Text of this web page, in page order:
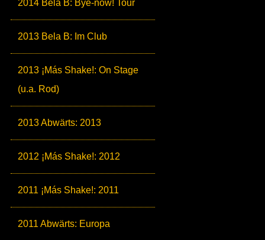
2014 Bela B: Bye-now! Tour
2013 Bela B: Im Club
2013 ¡Más Shake!: On Stage
(u.a. Rod)
2013 Abwärts: 2013
2012 ¡Más Shake!: 2012
2011 ¡Más Shake!: 2011
2011 Abwärts: Europa